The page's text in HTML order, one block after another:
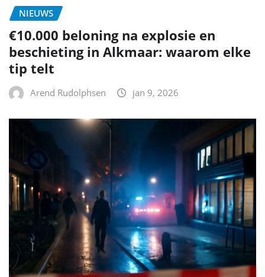
NIEUWS
€10.000 beloning na explosie en
beschieting in Alkmaar: waarom elke
tip telt
Arend Rudolphsen jan 9, 2026